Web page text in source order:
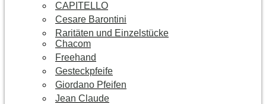
CAPITELLO
Cesare Barontini
Raritäten und Einzelstücke
Chacom
Freehand
Gesteckpfeife
Giordano Pfeifen
Jean Claude